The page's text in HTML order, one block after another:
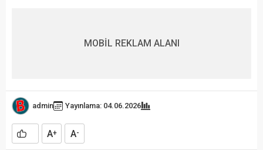
MOBİL REKLAM ALANI
admin Yayınlama: 04.06.2026
A+ A-